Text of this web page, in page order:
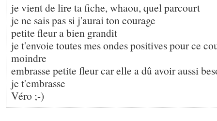
je vient de lire ta fiche, whaou, quel parcourt
je ne sais pas si j'aurai ton courage
petite fleur a bien grandit
je t'envoie toutes mes ondes positives pour ce
moindre
embrasse petite fleur car elle a dû avoir aussi
je t'embrasse
Véro ;-)